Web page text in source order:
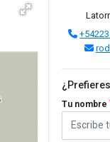
Tu nombre